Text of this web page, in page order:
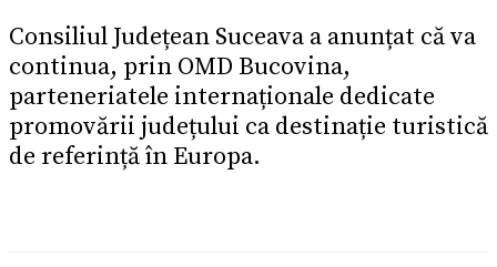
Consiliul Județean Suceava a anunțat că va
continua, prin OMD Bucovina,
parteneriatele internaționale dedicate
promovării județului ca destinație turistică
de referință în Europa.